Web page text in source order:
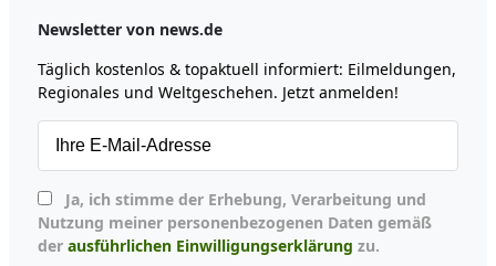
Newsletter von news.de
Täglich kostenlos & topaktuell informiert: Eilmeldungen,
Regionales und Weltgeschehen. Jetzt anmelden!
Nutzung meiner personenbezogenen Daten gemäß
der ausführlichen Einwilligungserklärung zu.